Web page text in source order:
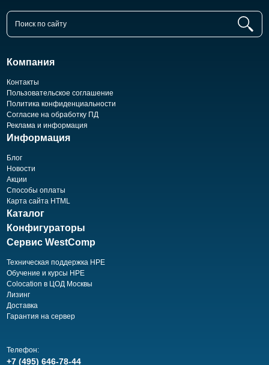
Компания
Контакты
Пользовательское соглашение
Политика конфиденциальности
Согласие на обработку ПД
Реклама и информация
Информация
Блог
Новости
Акции
Способы оплаты
Карта сайта HTML
Каталог
Конфигураторы
Сервис WestComp
Техническая поддержка HPE
Обучение и курсы HPE
Colocation в ЦОД Москвы
Лизинг
Доставка
Гарантия на сервер
Телефон:
+7 (495) 646-78-44